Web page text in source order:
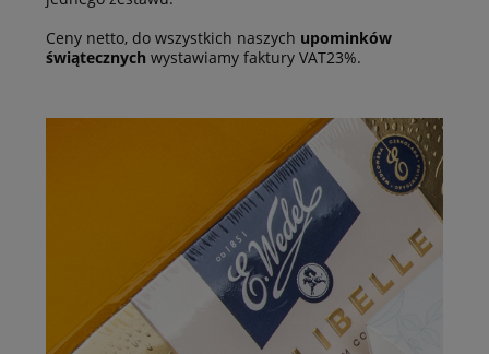
Ceny netto, do wszystkich naszych upominków
świątecznych wystawiamy faktury VAT23%.